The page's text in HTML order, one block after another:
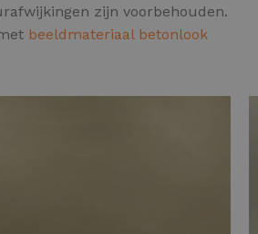
zijn voorbehouden.
beeldmateriaal betonlook